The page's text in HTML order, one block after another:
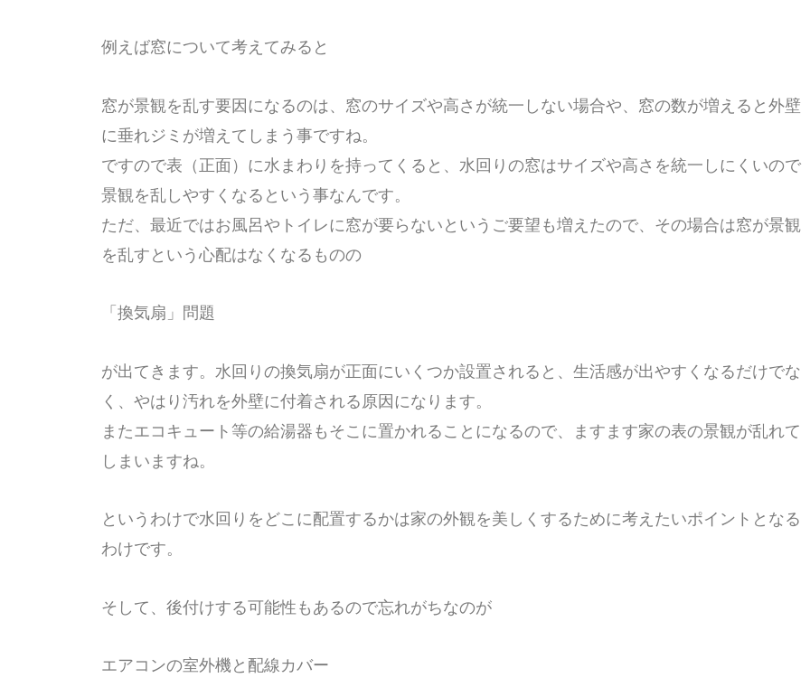
例えば窓について考えてみると
窓が景観を乱す要因になるのは、窓のサイズや高さが統一しない場合や、窓の数が増えると外壁
に垂れジミが増えてしまう事ですね。
ですので表（正面）に水まわりを持ってくると、水回りの窓はサイズや高さを統一しにくいので
景観を乱しやすくなるという事なんです。
ただ、最近ではお風呂やトイレに窓が要らないというご要望も増えたので、その場合は窓が景観
を乱すという心配はなくなるものの
「換気扇」問題
が出てきます。 水回りの換気扇が正面にいくつか設置されると、生活感が出やすくなるだけでな
く、やはり汚れを外壁に付着される原因になります。
またエコキュート等の給湯器もそこに置かれることになるので、ますます家の表の景観が乱れて
しまいますね。
というわけで水回りをどこに配置するかは家の外観を美しくするために考えたいポイントとなる
わけです。
そして、後付けする可能性もあるので忘れがちなのが
エアコンの室外機と配線カバー